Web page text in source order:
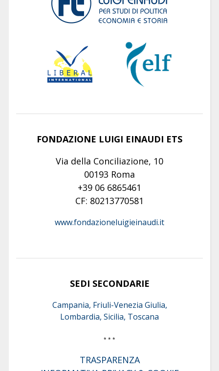
FONDAZIONE LUIGI EINAUDI ETS
Via della Conciliazione, 10
00193 Roma
+39 06 6865461
CF: 80213770581
www.fondazioneluigieinaudi.it
SEDI SECONDARIE
Campania, Friuli-Venezia Giulia,
Lombardia, Sicilia, Toscana
* * *
TRASPARENZA